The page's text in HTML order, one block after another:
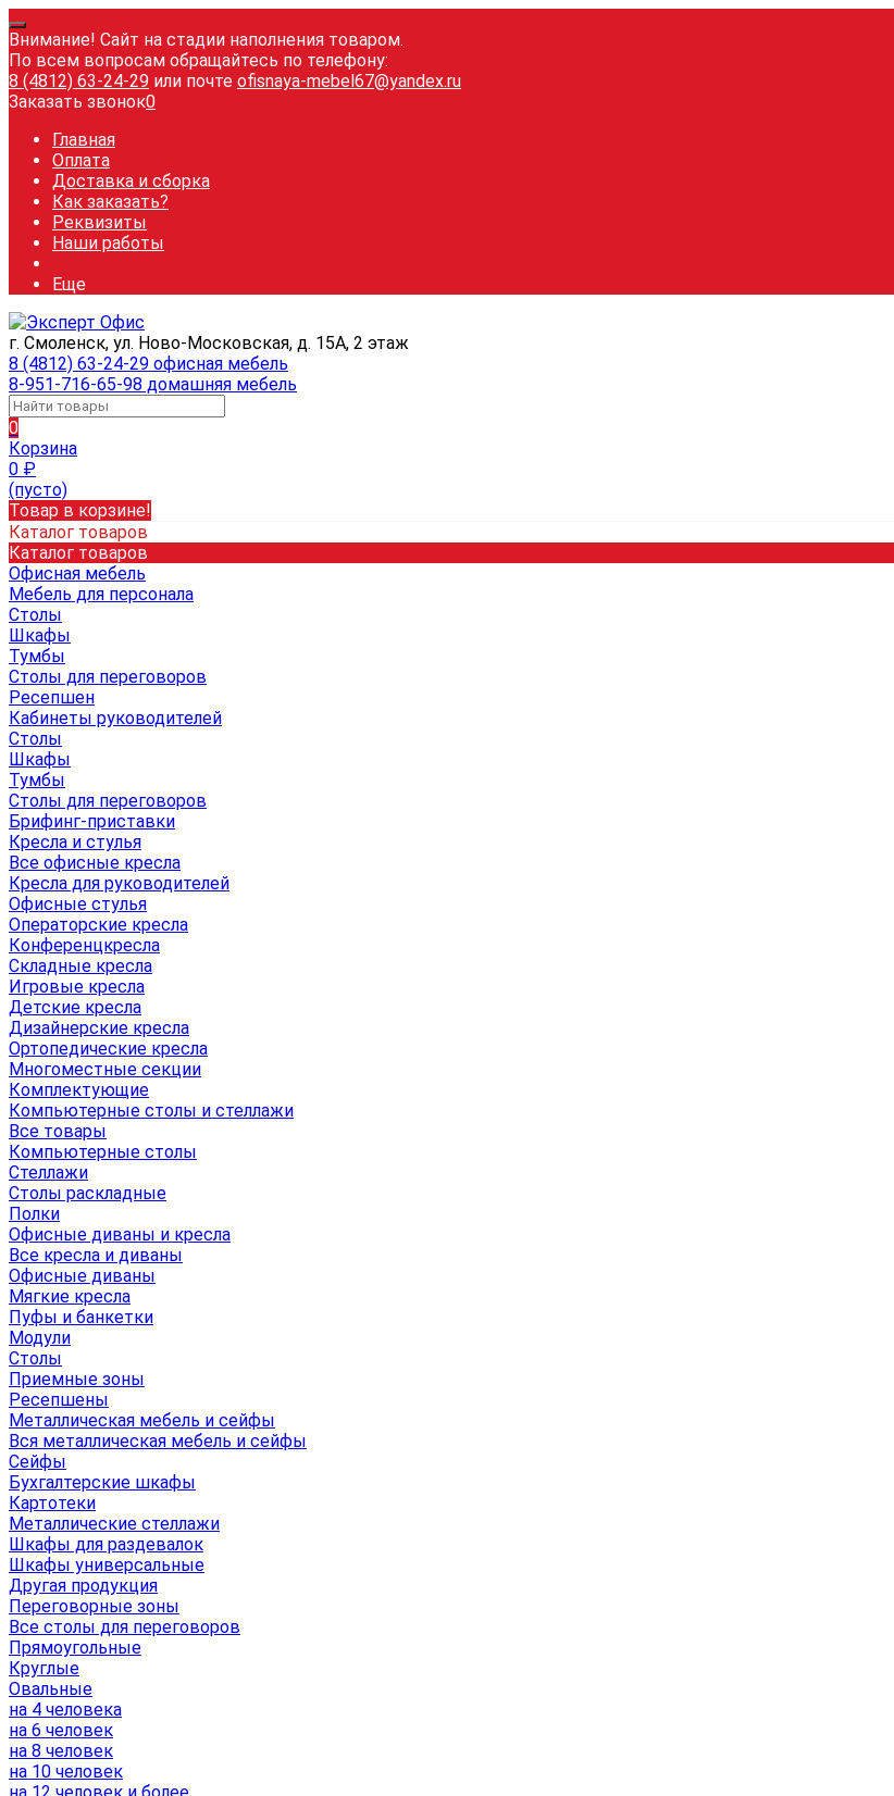
Внимание! Сайт на стадии наполнения товаром.
По всем вопросам обращайтесь по телефону:
8 (4812) 63-24-29 или почте ofisnaya-mebel67@yandex.ru
Заказать звонок0
Главная
Оплата
Доставка и сборка
Как заказать?
Реквизиты
Наши работы
Еще
г. Смоленск, ул. Ново-Московская, д. 15А, 2 этаж
8 (4812) 63-24-29 офисная мебель
8-951-716-65-98 домашняя мебель
0
Корзина
0 ₽
(пусто)
Товар в корзине!
Каталог товаров
Каталог товаров
Офисная мебель
Мебель для персонала
Столы
Шкафы
Тумбы
Столы для переговоров
Ресепшен
Кабинеты руководителей
Столы
Шкафы
Тумбы
Столы для переговоров
Брифинг-приставки
Кресла и стулья
Все офисные кресла
Кресла для руководителей
Офисные стулья
Операторские кресла
Конференцкресла
Складные кресла
Игровые кресла
Детские кресла
Дизайнерские кресла
Ортопедические кресла
Многоместные секции
Комплектующие
Компьютерные столы и стеллажи
Все товары
Компьютерные столы
Стеллажи
Столы раскладные
Полки
Офисные диваны и кресла
Все кресла и диваны
Офисные диваны
Мягкие кресла
Пуфы и банкетки
Модули
Столы
Приемные зоны
Ресепшены
Металлическая мебель и сейфы
Вся металлическая мебель и сейфы
Сейфы
Бухгалтерские шкафы
Картотеки
Металлические стеллажи
Шкафы для раздевалок
Шкафы универсальные
Другая продукция
Переговорные зоны
Все столы для переговоров
Прямоугольные
Круглые
Овальные
на 4 человека
на 6 человек
на 8 человек
на 10 человек